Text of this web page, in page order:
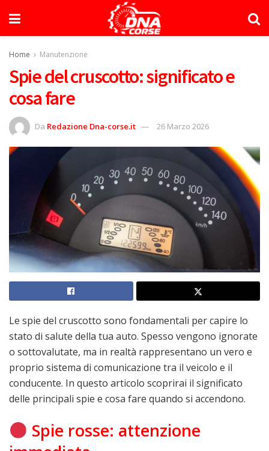
Home Manutenzione
Spie del cruscotto: significato e
cosa fare
Da Redazione Dna-corse.it 26 Marzo 2026
Le spie del cruscotto sono fondamentali per capire lo
stato di salute della tua auto. Spesso vengono ignorate
o sottovalutate, ma in realtà rappresentano un vero e
proprio sistema di comunicazione tra il veicolo e il
conducente. In questo articolo scoprirai il significato
delle principali spie e cosa fare quando si accendono.
Spie rosse: attenzione